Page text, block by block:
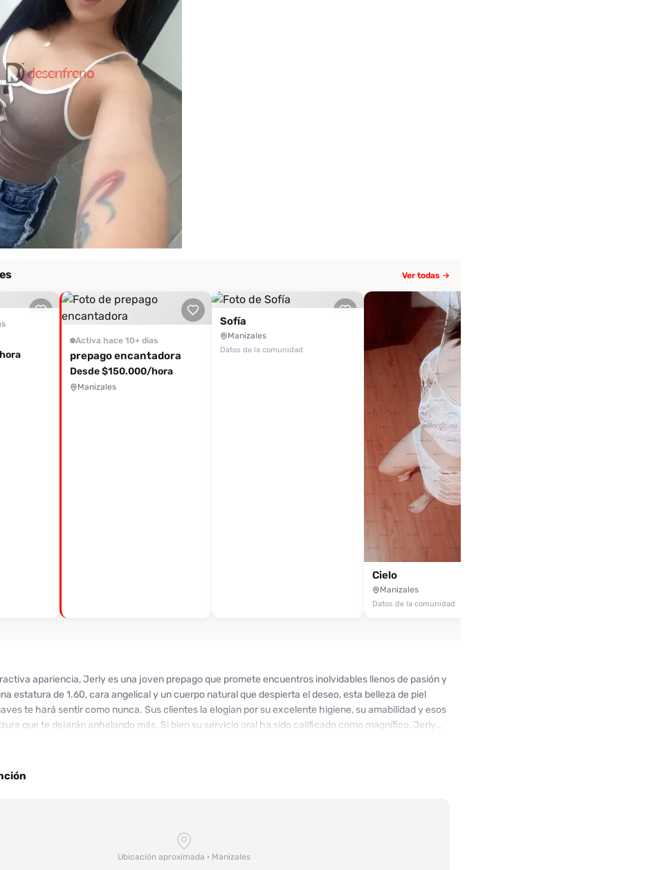
Ver todas →
Activa hace 10+ días
prepago encantadora
Desde $150.000/hora
Manizales
Sofía
Manizales
Datos de la comunidad
Cielo
Manizales
Datos de la comunidad
apariencia, Jerly es una joven prepago que promete encuentros inolvidables llenos de pasión y
estatura de 1.60, cara angelical y un cuerpo natural que despierta el deseo, esta belleza de piel
te hará sentir como nunca. Sus clientes la elogian por su excelente higiene, su amabilidad y esos
que te dejarán anhelando más. Si bien su servicio oral ha sido calificado como magnífico, Jerly
de novia que hará de cada cita una experiencia única. Aunque algunos han comentado que su
recibirte y compartir momentos de intenso placer, ¡no pierdas la oportunidad de vivir esta
Ubicación aproximada · Manizales